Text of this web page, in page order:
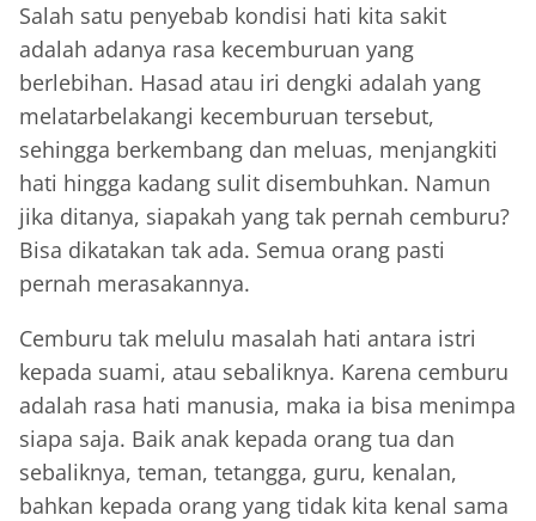
Salah satu penyebab kondisi hati kita sakit
adalah adanya rasa kecemburuan yang
berlebihan. Hasad atau iri dengki adalah yang
melatarbelakangi kecemburuan tersebut,
sehingga berkembang dan meluas, menjangkiti
hati hingga kadang sulit disembuhkan. Namun
jika ditanya, siapakah yang tak pernah cemburu?
Bisa dikatakan tak ada. Semua orang pasti
pernah merasakannya.
Cemburu tak melulu masalah hati antara istri
kepada suami, atau sebaliknya. Karena cemburu
adalah rasa hati manusia, maka ia bisa menimpa
siapa saja. Baik anak kepada orang tua dan
sebaliknya, teman, tetangga, guru, kenalan,
bahkan kepada orang yang tidak kita kenal sama